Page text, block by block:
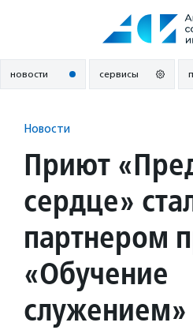
новости сервисы
Новости
Приют
сердце»
партнером
«Обучение
служением»